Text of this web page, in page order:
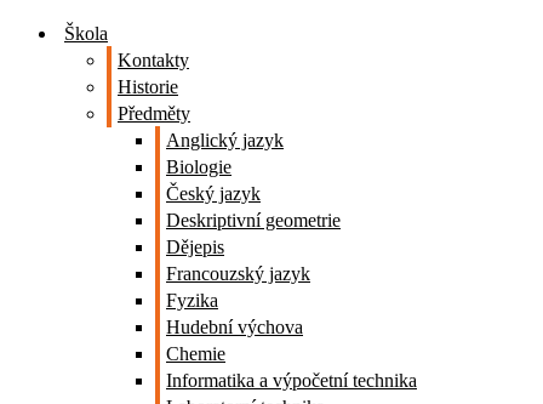
Škola
Kontakty
Historie
Předměty
Anglický jazyk
Biologie
Český jazyk
Deskriptivní geometrie
Dějepis
Francouzský jazyk
Fyzika
Hudební výchova
Chemie
Informatika a výpočetní technika